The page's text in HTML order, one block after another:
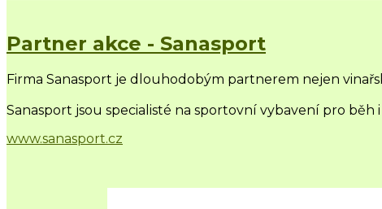
Partner akce - Sanasport
Firma Sanasport je dlouhodobým partnerem nejen
Sanasport jsou specialisté na sportovní vybavení pro
www.sanasport.cz